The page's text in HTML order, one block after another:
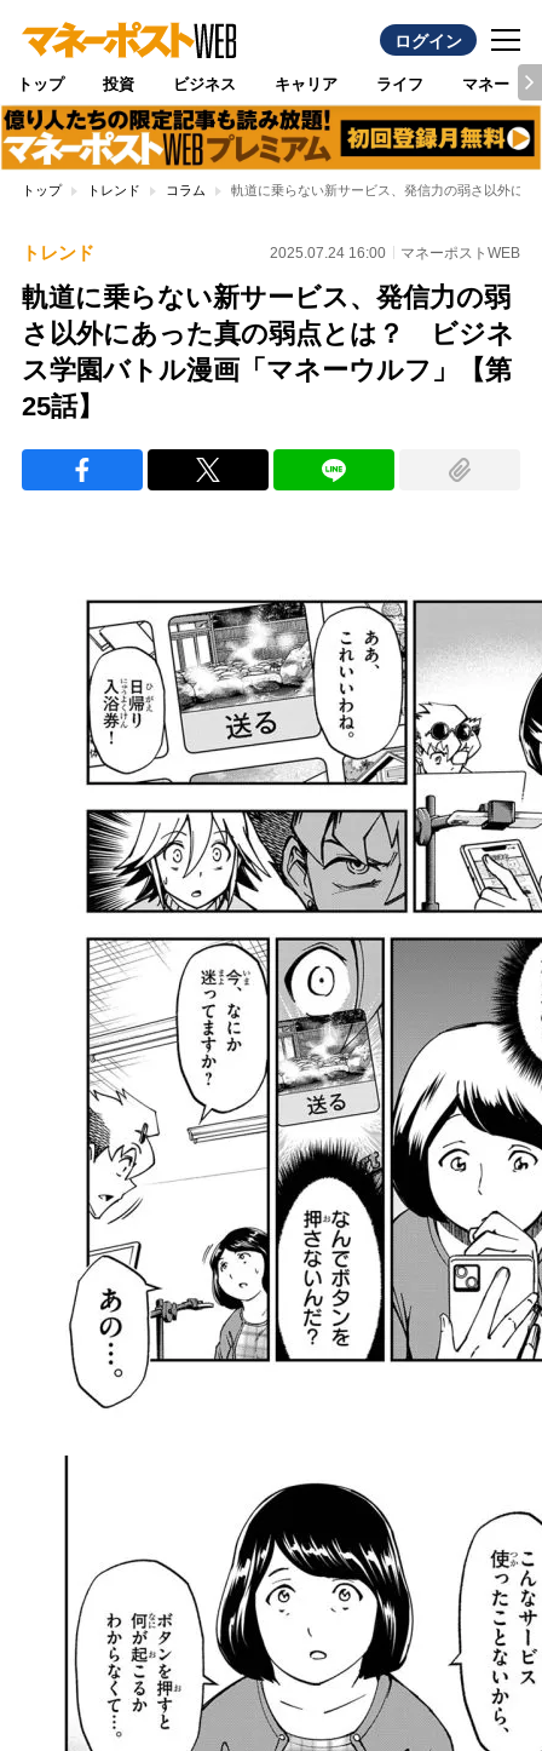
ログイン
トップ 投資 ビジネス キャリア ライフ マネー
トップ トレンド コラム 軌道に乗らない新サービス、発信力の弱さ以外に
トレンド 2025.07.24 16:00 マネーポストWEB
軌道に乗らない新サービス、発信力の弱
さ以外にあった真の弱点とは？ ビジネ
ス学園バトル漫画「マネーウルフ」【第
25話】